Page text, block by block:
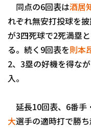
特定商取引法の表示
同点の6回表は酒居
れぞれ無安打投球を
が3四死球で2死満塁
る。続く9回表を則本
2、3塁の好機を得な
入。
延長10回表、6番手
大選手の適時打で勝